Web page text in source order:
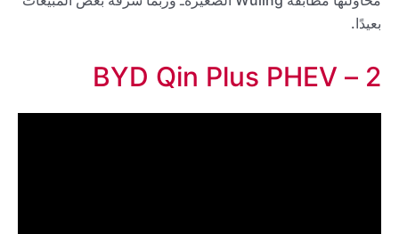
بعيدًا.
2 – BYD Qin Plus PHEV